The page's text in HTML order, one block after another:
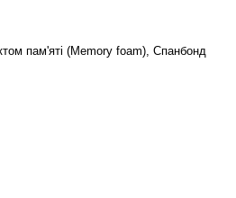
пам'яті (Memory foam), Спанбонд